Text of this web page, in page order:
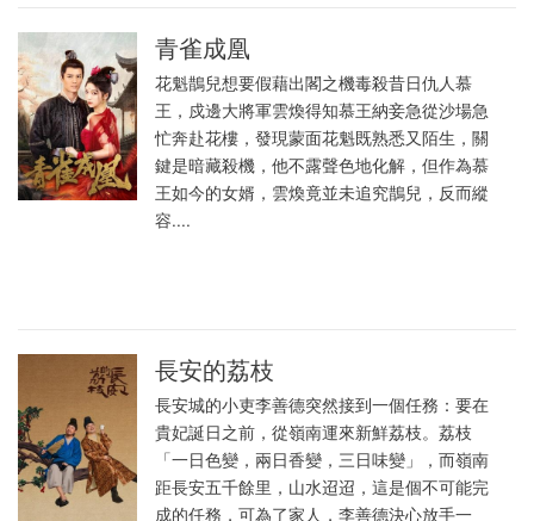
青雀成凰
花魁鵲兒想要假藉出閣之機毒殺昔日仇人慕
王，戍邊大將軍雲煥得知慕王納妾急從沙場急
忙奔赴花樓，發現蒙面花魁既熟悉又陌生，關
鍵是暗藏殺機，他不露聲色地化解，但作為慕
王如今的女婿，雲煥竟並未追究鵲兒，反而縱
容....
長安的荔枝
長安城的小吏李善德突然接到一個任務：要在
貴妃誕日之前，從嶺南運來新鮮荔枝。荔枝
「一日色變，兩日香變，三日味變」，而嶺南
距長安五千餘里，山水迢迢，這是個不可能完
成的任務，可為了家人，李善德決心放手一